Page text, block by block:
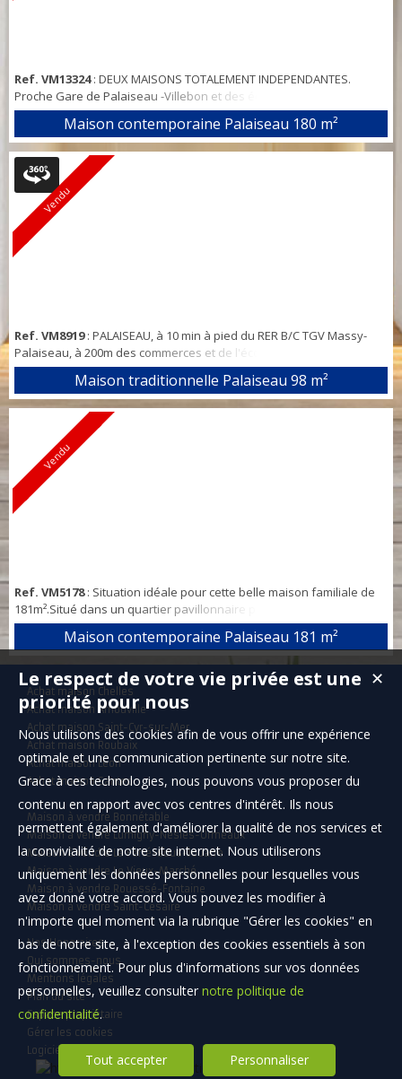
Ref. VM13324: DEUX MAISONS TOTALEMENT INDEPENDANTES.
Proche Gare de Palaiseau -Villebon et des écoles. Dans un
environnement privilégié et très verdoyant. Idéal pour un achat
résidence principale + investissement locatif/cabinets professions
libérales. Une maison de 130m² et une maison R+1 de 33m² + 50m².
Sur terrain arboré de 1300m² , venez découvrir ces biens en parfait
état, encore sous garan...
Maison contemporaine Palaiseau 180 m²
Vendu
Ref. VM8919: PALAISEAU, à 10 min à pied du RER B/C TGV Massy-
Palaiseau, à 200m des commerces et de l'école élémentaire.
Charmante maison de 98 m2 habitable et 114 m2 plancher avec un
sous-sol total le tout édifié sur 423 m2 de terrain, elle comprend une
entrée, un séjour lumineux avec double exposition (EST et SUD) et
cheminée fonctionnelle, une salle à manger, une cuisine séparée
de 9 m2 avec ...
Maison traditionnelle Palaiseau 98 m²
Vendu
Ref. VM5178: Situation idéale pour cette belle maison familiale de
181m².Situé dans un quartier pavillonnaire prisé, dans un écrin de
verdure en impasse, ET non loin de toutes les commodités: axes
N118/A6, 5 min du pôle Paris Saclay, 5 min gare RER,5 min des
écoles, venez découvrir cette maison entièrement rénovée et
décorée avec goût dans un style épuré et moderne! Cette maison
se caractérise par de...
Maison contemporaine Palaiseau 181 m²
Achat maison Chelles
Achat maison Arnouville
Achat maison Saint-Cyr-sur-Mer
Achat maison Roubaix
Achat maison Léon
Achat maison Santec
Maison à vendre Bonnétable
Maison à vendre Lumigny-Nesles-Ormeaux
Maison à vendre La Ferté-sous-Jouarre
Maison à vendre Le Vieux-Marché
Maison à vendre Rouessé-Fontaine
Maison à vendre Saint-Césaire
Nos Honoraires
Qui sommes-nous
Mentions légales
Plan du site
Espace propriétaire
Gérer les cookies
Logiciel immobilier
✕
Le respect de votre vie privée est une
priorité pour nous
Nous utilisons des cookies afin de vous offrir une expérience
optimale et une communication pertinente sur notre site.
Grace à ces technologies, nous pouvons vous proposer du
contenu en rapport avec vos centres d'intérêt. Ils nous
permettent également d'améliorer la qualité de nos services et
la convivialité de notre site internet. Nous utiliserons
uniquement les données personnelles pour lesquelles vous
avez donné votre accord. Vous pouvez les modifier à
n'importe quel moment via la rubrique "Gérer les cookies" en
bas de notre site, à l'exception des cookies essentiels à son
fonctionnement. Pour plus d'informations sur vos données
personnelles, veuillez consulter notre politique de
confidentialité.
Tout accepter Personnaliser